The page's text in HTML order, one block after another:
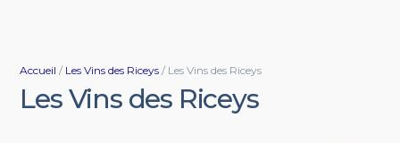
Accueil / Les Vins des Riceys / Les Vins des Riceys
Les Vins des Riceys